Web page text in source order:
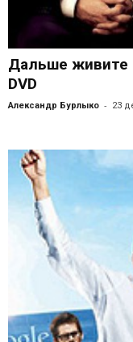
Дальше живите
DVD
Александр Бурлыко - 23